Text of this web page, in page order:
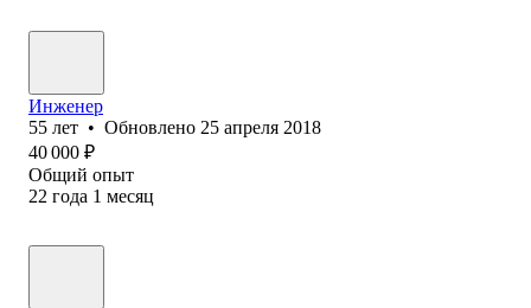
Инженер
55 лет • Обновлено 25 апреля 2018
40 000 ₽
Общий опыт
22 года 1 месяц